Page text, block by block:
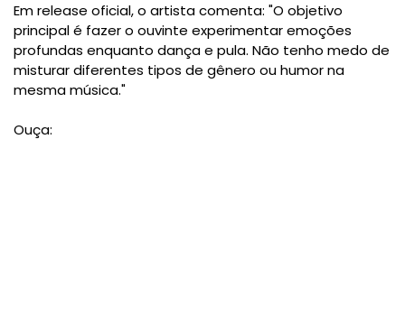
Em release oficial, o artista comenta: "O objetivo
principal é fazer o ouvinte experimentar emoções
profundas enquanto dança e pula. Não tenho medo de
misturar diferentes tipos de gênero ou humor na
mesma música."
Ouça: